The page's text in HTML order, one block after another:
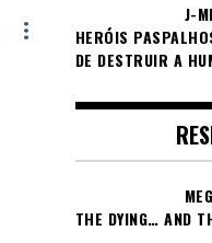
J-
HERÓIS
DE DESTRUIR A
THE DYING… AND